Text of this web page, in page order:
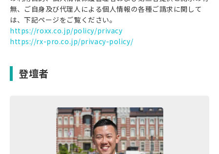
無、ご自身及び代理人による個人情報の各種ご請求に関して
は、下記ページをご覧ください。
https://roxx.co.jp/policy/privacy
https://rx-pro.co.jp/privacy-policy/
登壇者